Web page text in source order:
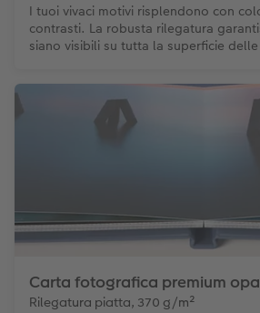
I tuoi vivaci motivi risplendono con
contrasti. La robusta rilegatura
siano visibili su tutta la superficie
Carta fotografica premium
Rilegatura piatta, 370 g/m²